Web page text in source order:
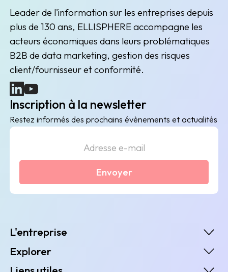
Leader de l'information sur les entreprises depuis
plus de 130 ans, ELLISPHERE accompagne les
acteurs économiques dans leurs problématiques
B2B de data marketing, gestion des risques
client/fournisseur et conformité.
(nouvelle fenêtre)
(nouvelle fenêtre)
Inscription à la newsletter
Restez informés des prochains évènements et actualités
Envoyer
L'entreprise
Explorer